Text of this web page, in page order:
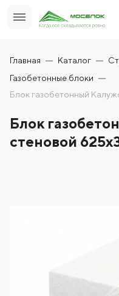
Главная Каталог
Газобетонные блоки
Блок газобетонный
Блок
стеновой